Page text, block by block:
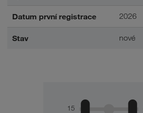
Datum první registrace 2026
Stav nové
15